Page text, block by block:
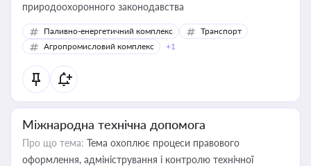
природоохоронного законодавства
Паливно-енергетичний комплекс
Транспорт
Агропромисловий комплекс
+1
Міжнародна технічна допомога
Про що тема: Тема охоплює процеси правового
оформлення, адміністрування і контролю технічної